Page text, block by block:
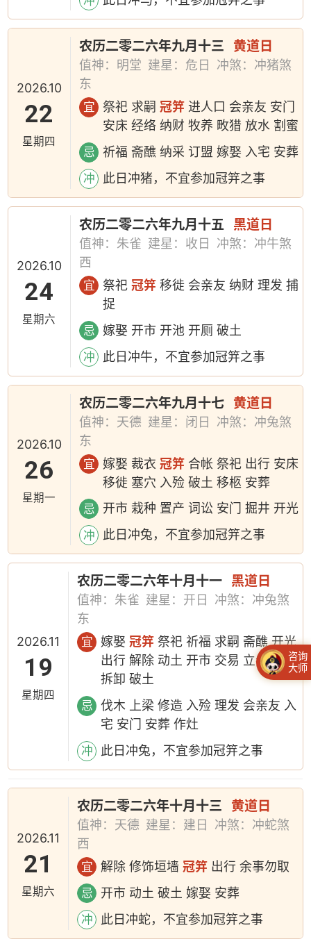
2026.10
22
星期四
农历二零二六年九月十三 黄道日
值神：明堂 建星：危日
冲煞：冲猪煞
东
宜 祭祀 求嗣冠笄 进人口 会亲友 安门
安床 经络 纳财 牧养 畋猎 放水 割蜜
忌 祈福 斋醮 纳采 订盟 嫁娶 入宅 安葬
冲 此日冲猪，不宜参加冠笄之事
2026.10
24
星期六
农历二零二六年九月十五 黑道日
值神：朱雀 建星：收日
冲煞：冲牛煞
西
宜 祭祀冠笄 移徙 会亲友 纳财 理发 捕
捉
忌 嫁娶 开市 开池 开厕 破土
冲 此日冲牛，不宜参加冠笄之事
2026.10
26
星期一
农历二零二六年九月十七 黄道日
值神：天德 建星：闭日
冲煞：冲兔煞
东
宜 嫁娶 裁衣冠笄 合帐 祭祀 出行 安床
移徙 塞穴 入殓 破土 移柩 安葬
忌 开市 栽种 置产 词讼 安门 掘井 开光
冲 此日冲兔，不宜参加冠笄之事
2026.11
19
星期四
农历二零二六年十月十一 黑道日
值神：朱雀 建星：开日
冲煞：冲兔煞
东
宜 嫁娶冠笄 祭祀 祈福 求嗣 斋醮 开光
出行 解除 动土 开市 交易 立券 挂匾
拆卸 破土
忌
伐木 上梁 修造 入殓 理发 会亲友 入
宅 安门 安葬 作灶
冲 此日冲兔，不宜参加冠笄之事
2026.11
21
星期六
农历二零二六年十月十三 黄道日
值神：天德 建星：建日
冲煞：冲蛇煞
西
宜 解除 修饰垣墙冠笄 出行 余事勿取
忌 开市 动土 破土 嫁娶 安葬
冲 此日冲蛇，不宜参加冠笄之事
咨询
大师